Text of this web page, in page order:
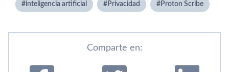
inteligencia artificial Privacidad Proton Scribe
Comparte en: